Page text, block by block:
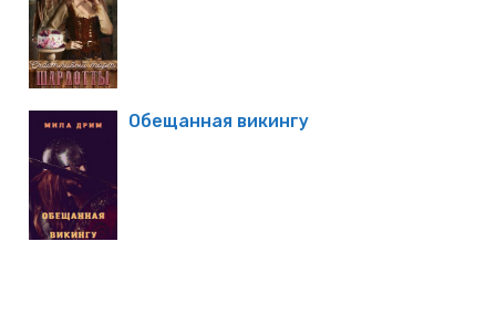
Обещанная викингу